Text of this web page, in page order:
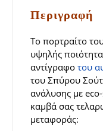
Περιγραφή
Το πορτραίτο
υψηλής
αντίγραφο του
του Σπύρου
ανάλυσης με
καμβά σας
μεταφοράς: